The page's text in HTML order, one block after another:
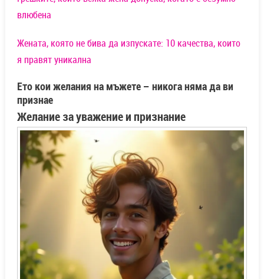
влюбена
Жената, която не бива да изпускате: 10 качества, които
я правят уникална
Ето кои желания на мъжете – никога няма да ви
признае
Желание за уважение и признание